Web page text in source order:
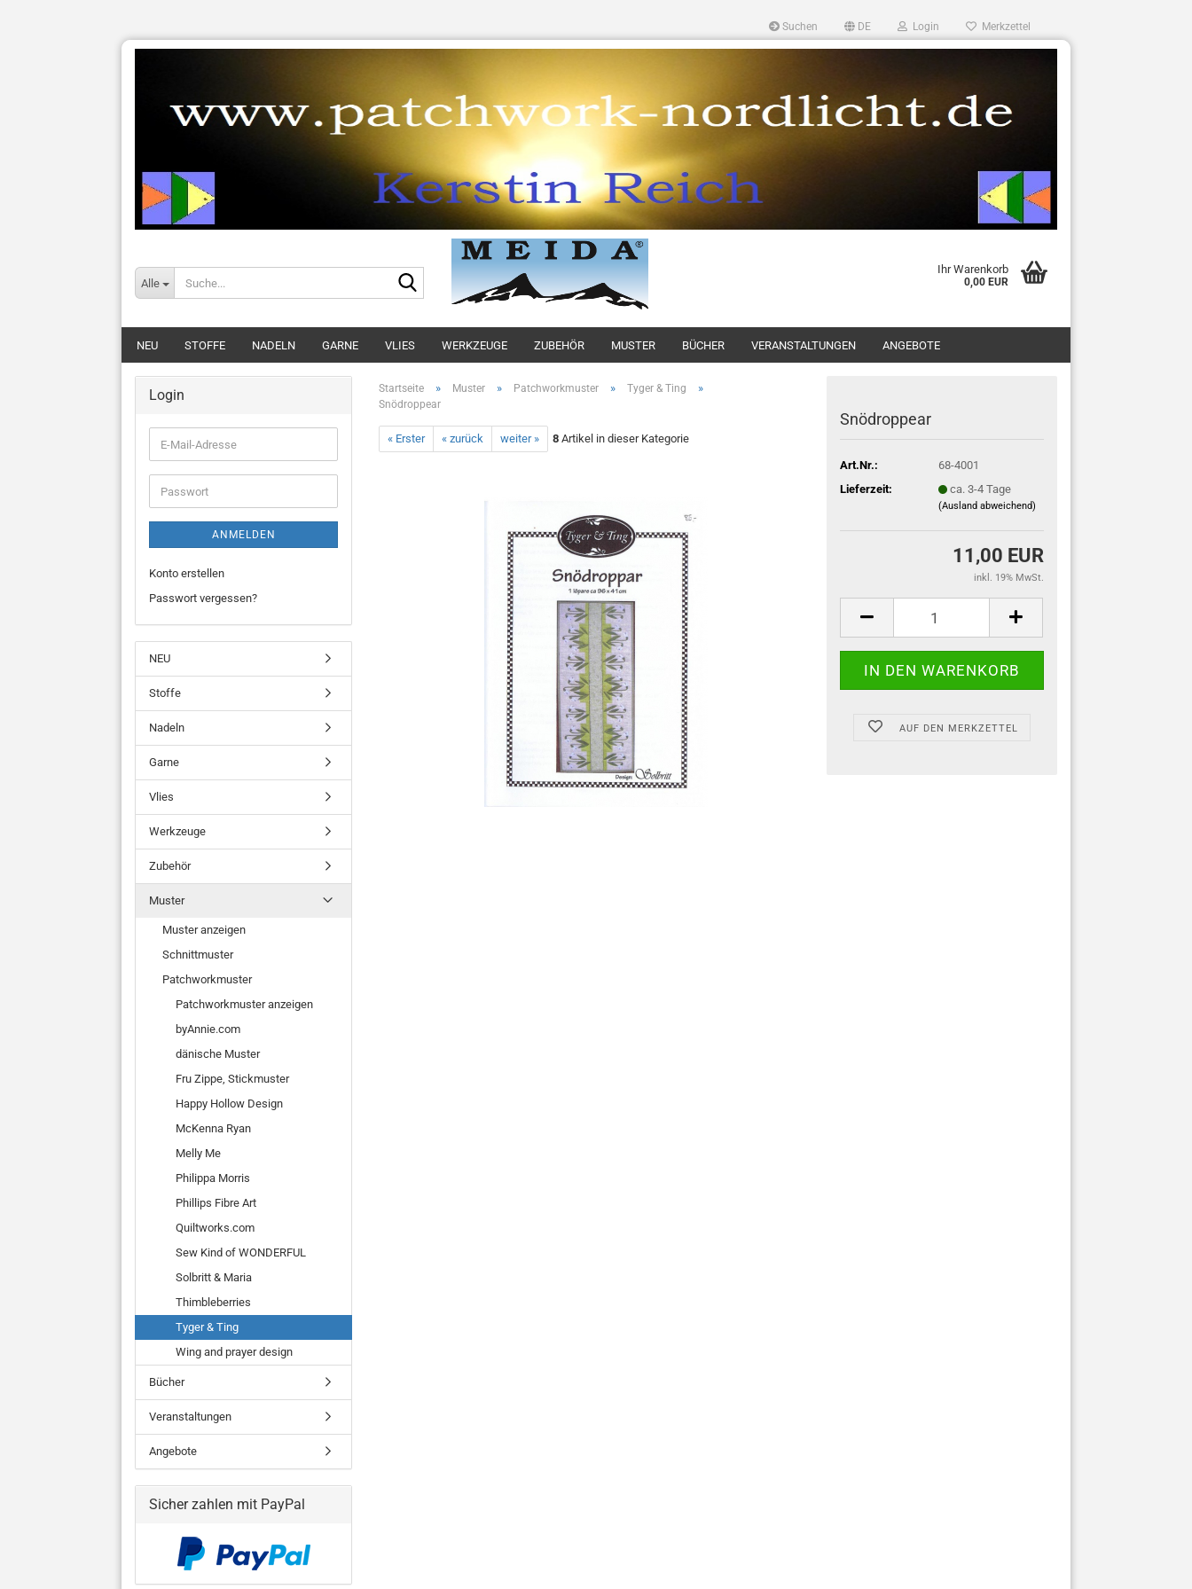
Suchen DE Login Merkzettel
Alle
Ihr Warenkorb
0,00 EUR
NEU STOFFE NADELN GARNE VLIES WERKZEUGE ZUBEHÖR MUSTER BÜCHER VERANSTALTUNGEN ANGEBOTE
Startseite » Muster » Patchworkmuster » Tyger & Ting »
Snödroppear
« Erster « zurück weiter » 8 Artikel in dieser Kategorie
Snödroppear
Art.Nr.:
68-4001
Lieferzeit:
ca. 3-4 Tage
(Ausland abweichend)
11,00 EUR
inkl. 19% MwSt.
AUF DEN MERKZETTEL
Login
E-
Mail-
Adresse
Passwort
ANMELDEN
Konto erstellen
Passwort vergessen?
NEU
Stoffe
Nadeln
Garne
Vlies
Werkzeuge
Zubehör
Muster
Muster anzeigen
Schnittmuster
Patchworkmuster
Patchworkmuster anzeigen
byAnnie.com
dänische Muster
Fru Zippe, Stickmuster
Happy Hollow Design
McKenna Ryan
Melly Me
Philippa Morris
Phillips Fibre Art
Quiltworks.com
Sew Kind of WONDERFUL
Solbritt & Maria
Thimbleberries
Tyger & Ting
Wing and prayer design
Bücher
Veranstaltungen
Angebote
Sicher zahlen mit PayPal